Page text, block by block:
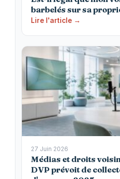
barbelés sur sa
Lire l'article →
27 Juin 2026
Médias et droits
DVP prévoit de